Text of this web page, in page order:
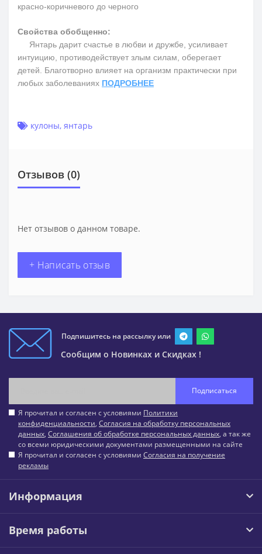
красно-коричневого до черного
Свойства обобщенно:
Янтарь дарит счастье в любви и дружбе, усиливает
интуицию, противодействует злым силам, оберегает
детей. Благотворно влияет на организм практически при
любых заболеваниях ПОДРОБНЕЕ
кулоны, янтарь
Отзывов (0)
Нет отзывов о данном товаре.
+ Написать отзыв
Подпишитесь на рассылку или
Сообщим о Новинках и Скидках !
Подписаться
Я прочитал и согласен с условиями Политики
конфиденциальности, Согласия на обработку персональных
данных, Соглашения об обработке персональных данных, а так же
со всеми юридическими документами размещенными на сайте
Я прочитал и согласен с условиями Согласия на получение
рекламы
Информация
Время работы